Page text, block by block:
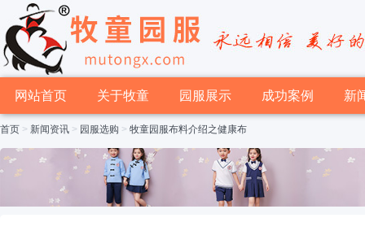
网站首页 关于牧童 园服展示 成功案例 新
首页 > 新闻资讯 > 园服选购 > 牧童园服布料介绍之健康布